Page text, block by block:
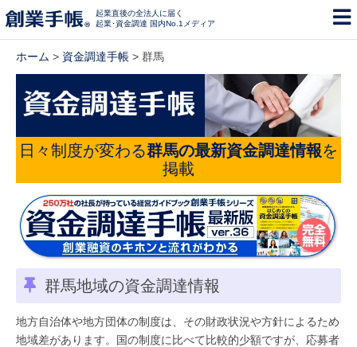
起業直後の全法人に届く
起業･資金調達 国内No.1メディア
ホーム > 資金調達手帳 > 群馬
日々制度が変わる群馬の最新資金調達情報を
掲載
群馬地域の資金調達情報
地方自治体や地方団体の制度は、その財政状況や方針によるため
地域差があります。国の制度に比べて比較的少額ですが、応募者